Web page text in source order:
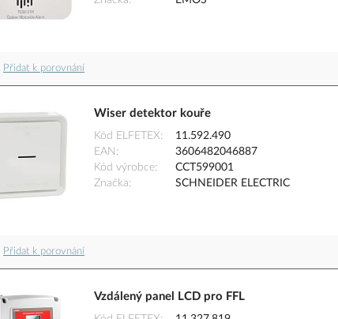
Přidat k porovnání
Wiser detektor kouře
Kód ELFETEX
11.592.490
EAN
3606482046887
Kód výrobce
CCT599001
Značka
SCHNEIDER ELECTRIC
Přidat k porovnání
Vzdálený panel LCD pro FFL